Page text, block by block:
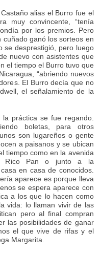
alias el Burro fue el
muy convincente, “tenía
por los premios. Pero
cuñado ganó los sorteos en
se desprestigió, pero luego
nuevo con asistentes que
el tiempo el Burro tuvo que
“abriendo nuevos
El Burro decía que no
el señalamiento de la
práctica se fue regando.
boletas, para otros
son lugareños o gente
a paisanos y se ubican
tiempo como en la avenida
Rico Pan o junto a la
en casa de conocidos.
aparece es porque lleva
se espera aparece con
a los que lo hacen como
vida: lo llaman vivir de las
pero al final compran
las posibilidades de ganar
el que vive de rifas y el
Margarita.